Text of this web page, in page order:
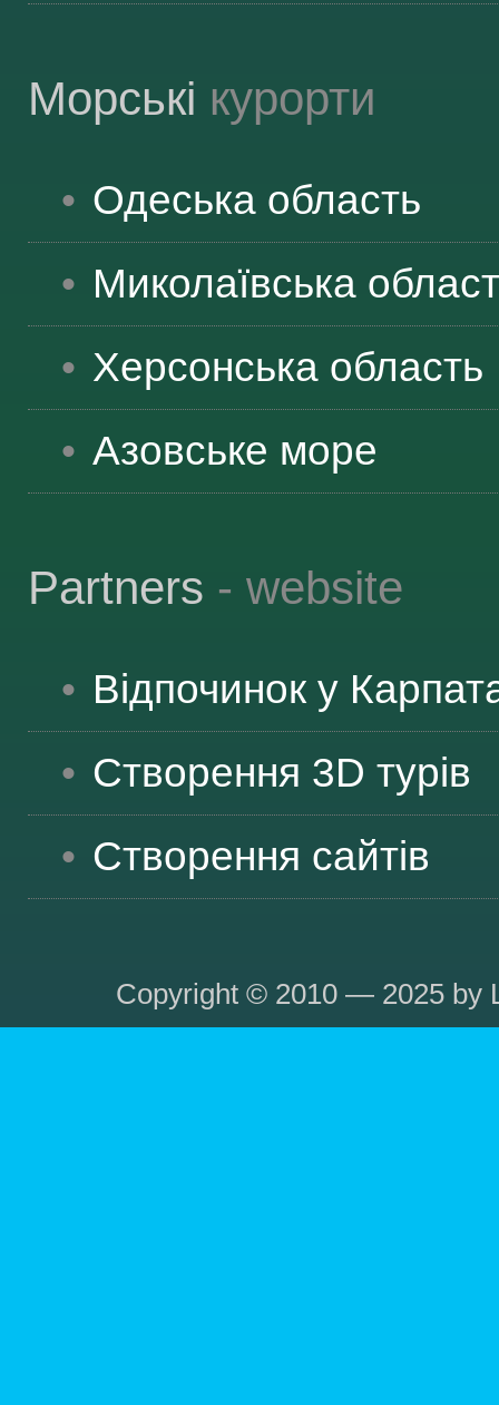
Морські курорти
Одеська область
Миколаївська
Херсонська область
Азовське море
Partners - website
Відпочинок у
Створення 3D турів
Створення сайтів
Copyright © 2010 — 2025 by